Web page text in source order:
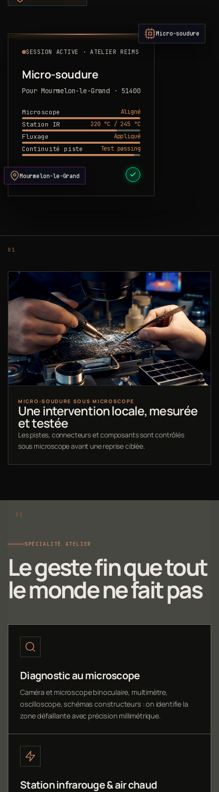
SESSION ACTIVE · ATELIER REIMS
Micro-soudure
Pour Mourmelon-le-Grand · 51400
Microscope
Aligné
Station IR
220 °C / 245 °C
Fluxage
Appliqué
Continuité piste
Test passing
DEVIS PRÊT
Micro-soudure
Mourmelon-le-Grand
MICRO-SOUDURE SOUS MICROSCOPE
Une intervention locale, mesurée
et testée
Les pistes, connecteurs et composants sont contrôlés
sous microscope avant une reprise ciblée.
SPÉCIALITÉ ATELIER
Le geste fin que tout
le monde ne fait pas
Diagnostic au microscope
Caméra et microscope binoculaire, multimètre,
oscilloscope, schémas constructeurs : on identifie la
zone défaillante avec précision millimétrique.
Station infrarouge & air chaud